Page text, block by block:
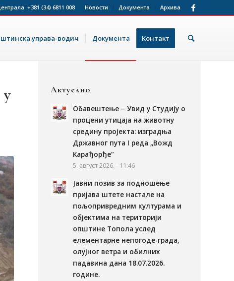
Новости Документа Архива
+381 (34) 6811 008
управа-водич Документа Контакт
Актуелно
Обавештење – Увид у Студију о
процени утицаја на животну
средину пројекта: изградња
Државног пута I реда „Вожд
Карађорђе“
5. август 2026. - 11:46
Јавни позив за подношење
пријава штете настале на
пољопривредним културама и
објектима на територији
општине Топола услед
елементарне непогоде-града,
олујног ветра и обилних
падавина дана 18.07.2026.
године.